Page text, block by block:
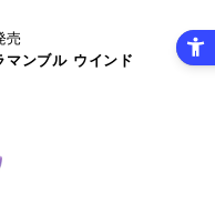
売
ンブル ウインド